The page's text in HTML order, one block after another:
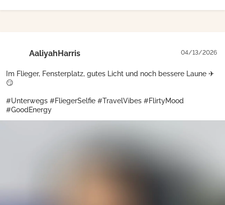
AaliyahHarris 04/13/2026
Im Flieger, Fensterplatz, gutes Licht und noch bessere Laune ✈
😏
#Unterwegs #FliegerSelfie #TravelVibes #FlirtyMood
#GoodEnergy